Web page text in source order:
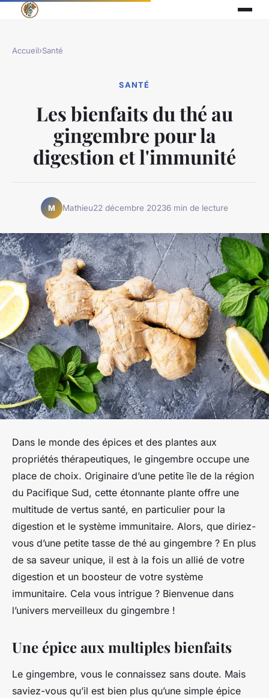
Accueil›Santé
SANTÉ
Les bienfaits du thé au
gingembre pour la
digestion et l'immunité
M Mathieu22 décembre 20236 min de lecture
Dans le monde des épices et des plantes aux
propriétés thérapeutiques, le gingembre occupe une
place de choix. Originaire d’une petite île de la région
du Pacifique Sud, cette étonnante plante offre une
multitude de vertus santé, en particulier pour la
digestion et le système immunitaire. Alors, que diriez-
vous d’une petite tasse de thé au gingembre ? En plus
de sa saveur unique, il est à la fois un allié de votre
digestion et un boosteur de votre système
immunitaire. Cela vous intrigue ? Bienvenue dans
l’univers merveilleux du gingembre !
Une épice aux multiples bienfaits
Le gingembre, vous le connaissez sans doute. Mais
saviez-vous qu’il est bien plus qu’une simple épice